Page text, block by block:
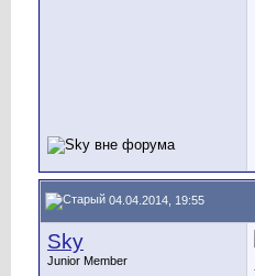
04.04.2014, 19:55
Sky
Junior Member